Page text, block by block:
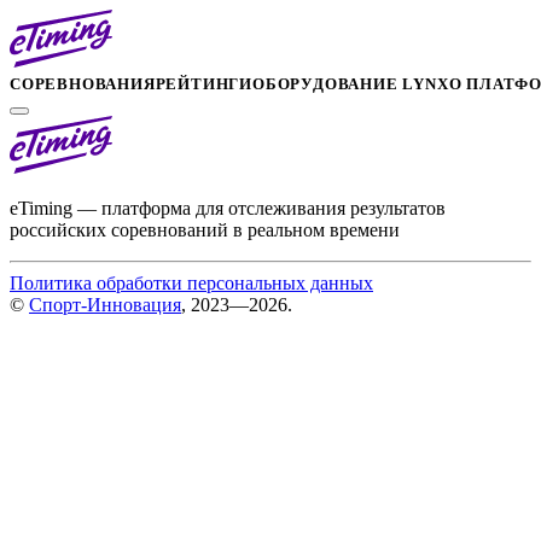
СОРЕВНОВАНИЯРЕЙТИНГИОБОРУДОВАНИЕ LYNXО
eTiming — платформа для отслеживания результатов
российских соревнований в реальном времени
Политика обработки персональных данных
© Спорт-Инновация, 2023—2026.